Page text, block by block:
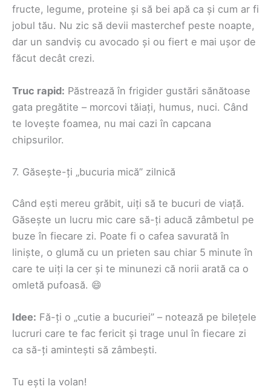
fructe, legume, proteine și să bei apă ca și cum ar fi
jobul tău. Nu zic să devii masterchef peste noapte,
dar un sandviș cu avocado și ou fiert e mai ușor de
făcut decât crezi.
Truc rapid: Păstrează în frigider gustări sănătoase
gata pregătite – morcovi tăiați, humus, nuci. Când
te lovește foamea, nu mai cazi în capcana
chipsurilor.
7. Găsește-ți „bucuria mică” zilnică
Când ești mereu grăbit, uiți să te bucuri de viață.
Găsește un lucru mic care să-ți aducă zâmbetul pe
buze în fiecare zi. Poate fi o cafea savurată în
liniște, o glumă cu un prieten sau chiar 5 minute în
care te uiți la cer și te minunezi că norii arată ca o
omletă pufoasă. 😄
Idee: Fă-ți o „cutie a bucuriei” – notează pe bilețele
lucruri care te fac fericit și trage unul în fiecare zi
ca să-ți amintești să zâmbești.
Tu ești la volan!